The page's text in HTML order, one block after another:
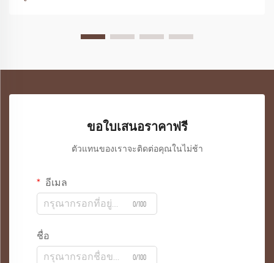
ขอใบเสนอราคาฟรี
ตัวแทนของเราจะติดต่อคุณในไม่ช้า
อีเมล
0/100
ชื่อ
0/100